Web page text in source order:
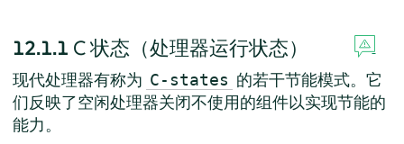
12.1.1 C 状态（处理器运行状态）
现代处理器有称为 C-states 的若干节能模式。它
们反映了空闲处理器关闭不使用的组件以实现节能的
能力。